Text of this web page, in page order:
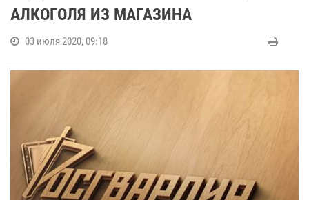
АЛКОГОЛЯ ИЗ МАГАЗИНА
03 июля 2020, 09:18